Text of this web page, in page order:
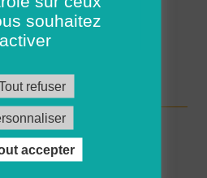
et développement -
souhaitez
activer
refuser
accepter